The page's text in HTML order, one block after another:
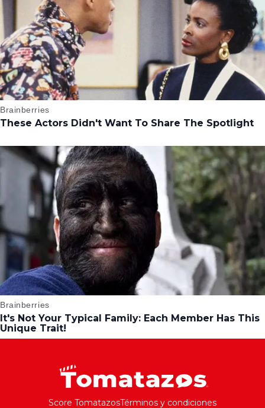
Score TomatazosTérminos y condiciones